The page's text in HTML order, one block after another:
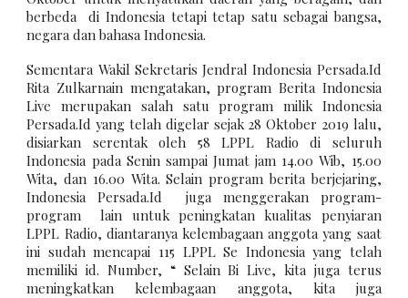
berbeda di Indonesia tetapi tetap satu sebagai bangsa,
negara dan bahasa Indonesia.
Sementara Wakil Sekretaris Jendral Indonesia Persada.Id
Rita Zulkarnain mengatakan, program Berita Indonesia
Live merupakan salah satu program milik Indonesia
Persada.Id yang telah digelar sejak 28 Oktober 2019 lalu,
disiarkan serentak oleh 58 LPPL Radio di seluruh
Indonesia pada Senin sampai Jumat jam 14.00 Wib, 15.00
Wita, dan 16.00 Wita. Selain program berita berjejaring,
Indonesia Persada.Id juga menggerakan program-
program lain untuk peningkatan kualitas penyiaran
LPPL Radio, diantaranya kelembagaan anggota yang saat
ini sudah mencapai 115 LPPL Se Indonesia yang telah
memiliki id. Number, “ Selain Bi Live, kita juga terus
meningkatkan kelembagaan anggota, kita juga